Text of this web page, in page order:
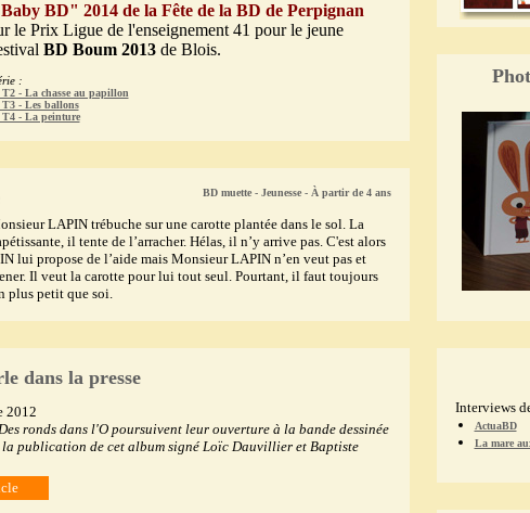
BD" 2014 de la Fête de la BD de Perpignan
le Prix Ligue de l'enseignement 41 pour le jeune
BD Boum 2013de Blois.
:
- La chasse au papillon
- Les ballons
- La peinture
BD muette - Jeunesse - À partir de 4 ans
LAPIN trébuche sur une carotte plantée dans le sol. La
il tente de l’arracher. Hélas, il n’y arrive pas. C'est alors
lui propose de l’aide mais Monsieur LAPIN n’en veut pas et
Il veut la carotte pour lui tout seul. Pourtant, il faut toujours
plus petit que soi.
dans la presse
2012
ronds dans l'O poursuivent leur ouverture à la bande dessinée
la publication de cet album signé Loïc Dauvillier et Baptiste
Interviews
ActuaBD
La mare